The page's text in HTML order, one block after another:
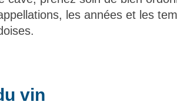
les années et les
vin